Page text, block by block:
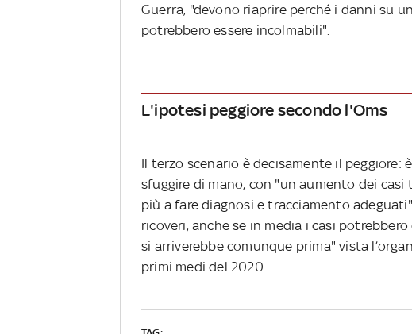
Guerra, "devono riaprire perché i danni su
potrebbero essere incolmabili".
L'ipotesi peggiore secondo l'Oms
Il terzo scenario è decisamente il
sfuggire di mano, con "un aumento dei
più a fare diagnosi e tracciamento
ricoveri, anche se in media i casi
si arriverebbe comunque prima" vista
primi medi del 2020.